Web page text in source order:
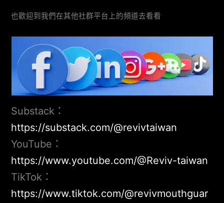
也歡迎到我們在其他社群平台上的頻道去看看
Substack：
https://substack.com/@revivtaiwan
YouTube：
https://www.youtube.com/@Reviv-taiwan
TikTok：
https://www.tiktok.com/@revivmouthguar